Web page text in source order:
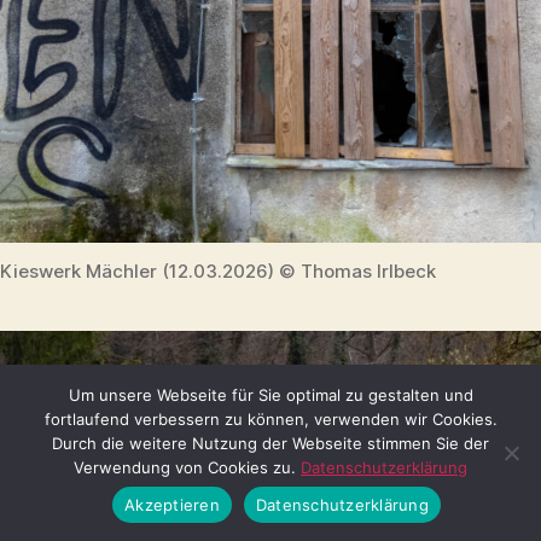
Kieswerk Mächler (12.03.2026) © Thomas Irlbeck
Um unsere Webseite für Sie optimal zu gestalten und
fortlaufend verbessern zu können, verwenden wir Cookies.
Durch die weitere Nutzung der Webseite stimmen Sie der
Verwendung von Cookies zu. Datenschutzerklärung
Akzeptieren
Datenschutzerklärung